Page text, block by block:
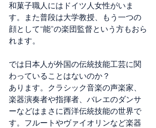
和菓子職人にはドイツ人女性がいま
す。また普段は大学教授、もう一つの
顔として“能”の楽団監督という方もおら
れます。
では日本人が外国の伝統技能工芸に関
わっていることはないのか？
あります。クラシック音楽の声楽家、
楽器演奏者や指揮者、バレエのダンサ
ーなどはまさに西洋伝統技能の世界で
す。フルートやヴァイオリンなど楽器